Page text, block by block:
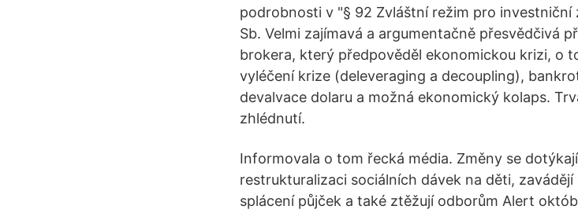
podrobnosti v "§ 92 Zvláštní režim pro
Sb. Velmi zajímavá a argumentačně přesvědčivá
brokera, který předpověděl ekonomickou krizi, o
vyléčení krize (deleveraging a decoupling),
devalvace dolaru a možná ekonomický kolaps.
zhlédnutí.
Informovala o tom řecká média. Změny se
restrukturalizaci sociálních dávek na děti,
splácení půjček a také ztěžují odborům Alert